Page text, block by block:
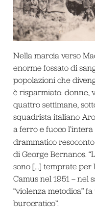
Nella marcia verso
enorme fossato di
popolazioni che
è risparmiato: donne,
quattro settimane,
squadrista italiano
a ferro e fuoco
drammatico resoconto
di George Bernanos.
sono […] temprate
Camus nel 1951 – nel
“violenza metodica”
burocratico”.